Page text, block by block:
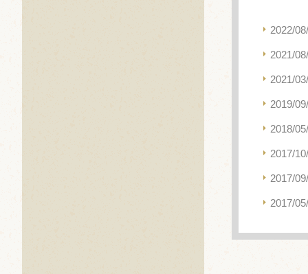
2022/
2021/
2021/
2019/
2018/
2017/
2017/
2017/